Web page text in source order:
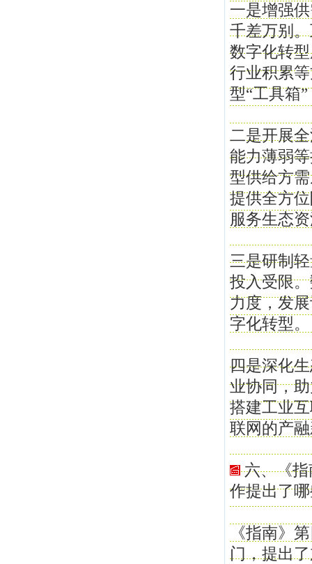
一是增强
千差万别
数字化转
行业积累
型“工具箱
二是开展
能力薄弱
型供给方
提供全方
服务生态
三是研制
投入受限
力度，发
字化转型。
四是深化
业协同，
搭建工业
联网的产
六、《指
作提出了
《指南》
门，提出